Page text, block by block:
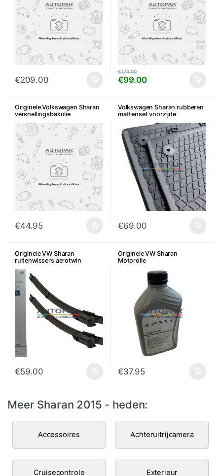
€209.00 €99.00
€179.00
Originele Volkswagen Sharan
versnellingsbakolie
€44.95
Volkswagen Sharan rubberen
mattenset voorzijde
€69.00
Originele VW Sharan
ruitenwissers aerotwin
€59.00
Originele VW Sharan
Motorolie
€37.95
Meer Sharan 2015 - heden:
Accessoires Achteruitrijcamera
Cruisecontrole Exterieur